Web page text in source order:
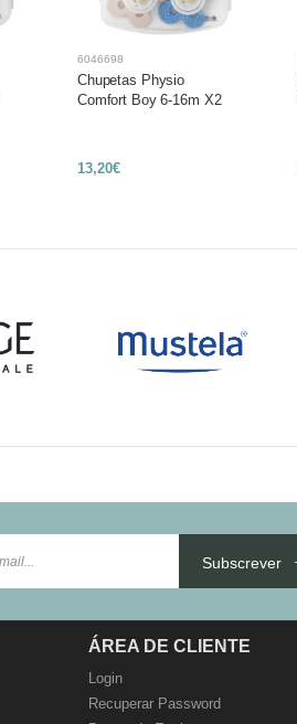
6046698
Chupetas Physio
Comfort Boy 6-16m X2
13,20€
Subscrever
ÁREA DE CLIENTE
Login
Recuperar Password